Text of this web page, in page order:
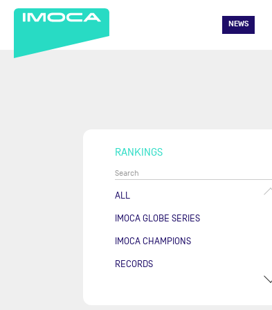
NEWS
RANKINGS
ALL
IMOCA GLOBE SERIES
IMOCA CHAMPIONS
RECORDS